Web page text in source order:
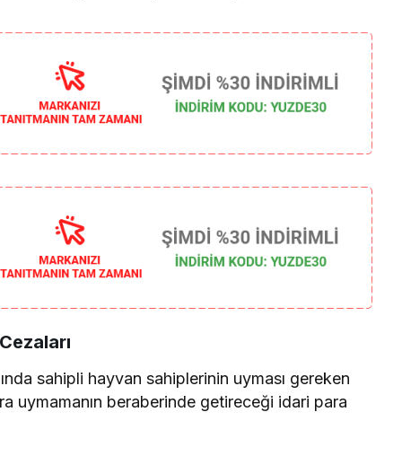
sahipli hayvan sahiplerinin uyması gereken
uymamanın beraberinde getireceği idari para